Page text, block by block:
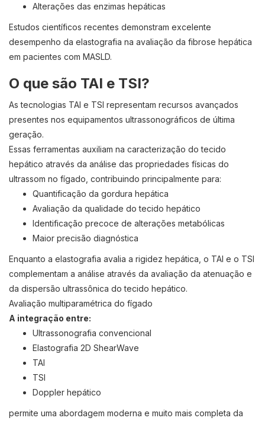
Alterações das enzimas hepáticas
Estudos científicos recentes demonstram excelente
desempenho da elastografia na avaliação da fibrose hepática
em pacientes com MASLD.
O que são TAI e TSI?
As tecnologias TAI e TSI representam recursos avançados
presentes nos equipamentos ultrassonográficos de última
geração.
Essas ferramentas auxiliam na caracterização do tecido
hepático através da análise das propriedades físicas do
ultrassom no fígado, contribuindo principalmente para:
Quantificação da gordura hepática
Avaliação da qualidade do tecido hepático
Identificação precoce de alterações metabólicas
Maior precisão diagnóstica
Enquanto a elastografia avalia a rigidez hepática, o TAI e o TSI
complementam a análise através da avaliação da atenuação e
da dispersão ultrassônica do tecido hepático.
Avaliação multiparamétrica do fígado
A integração entre:
Ultrassonografia convencional
Elastografia 2D ShearWave
TAI
TSI
Doppler hepático
permite uma abordagem moderna e muito mais completa da